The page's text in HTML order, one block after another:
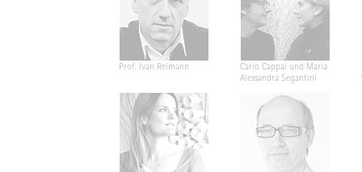
Prof. Ivan Reimann
Carlo Cappai und Maria
Alessandra Segantini